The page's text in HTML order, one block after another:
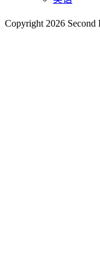
Copyright 2026